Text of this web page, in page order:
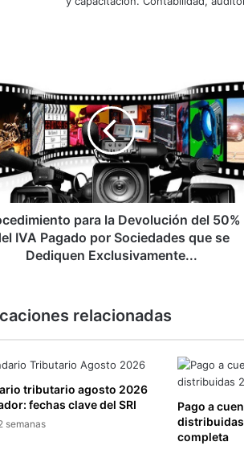
para la Devolución del 50%
IVA Pagado por Sociedades que se
Dediquen Exclusivamente...
relacionadas
tributario agosto 2026
fechas clave del SRI
semanas
Pago a
distribuidas
completa